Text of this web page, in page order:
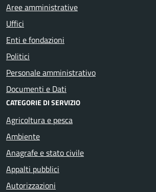
Aree amministrative
Uffici
Enti e fondazioni
Politici
Personale amministrativo
Documenti e Dati
CATEGORIE DI SERVIZIO
Agricoltura e pesca
Ambiente
Anagrafe e stato civile
Appalti pubblici
Autorizzazioni